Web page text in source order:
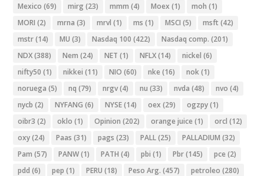
Mexico (69) mirg (23) mmm (4) Moex (1) moh (1)
MORI (2) mrna (3) mrvl (1) ms (1) MSCI (5) msft (42)
mstr(14) MU (3) Nasdaq 100 (422) Nasdaq comp. (201)
NDX(388) Nem (24) NET (1) NFLX(14) nickel (6)
nifty50 (1) nikkei (11) NIO (60) nke (16) nok(1)
noruega (5) nq (79) nrgv(4) nu (33) nvda (48) nvo (4)
nycb (2) NYFANG (6) NYSE(14) oex (29) ogzpy(1)
oibr3 (2) oklo (1) Opinion (202) orange juice (1) orcl (12)
oxy(24) Paas (31) pags (23) PALL(25) PALLADIUM (32)
Pam (57) PANW(1) PATH (4) pbi (1) Pbr(145) pce (2)
pdd (6) pep (1) PERU (18) Peso Arg. (457) petroleo (280)